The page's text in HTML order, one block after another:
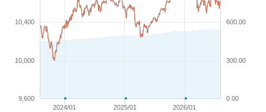
2024/01 2025/01 2026/01
9,600
10,000
10,400
0.00
300.00
600.00